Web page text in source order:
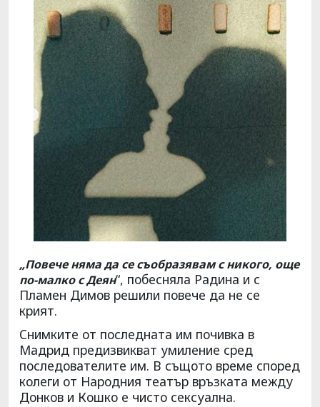
„Повече няма да се съобразявам с никого, още
по-малко с Деян“, побесняла Радина и с
Пламен Димов решили повече да не се
крият.
Снимките от последната им почивка в
Мадрид предизвикват умиление сред
последователите им. В същото време според
колеги от Народния театър връзката между
Донков и Кошко е чисто сексуална.